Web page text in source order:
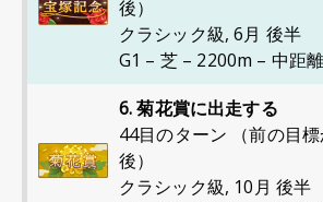
後）
クラシック級, 6月 後半
G1 – 芝 – 2200m – 中距離
6. 菊花賞に出走する
44目のターン （前の目
後）
クラシック級, 10月 後半